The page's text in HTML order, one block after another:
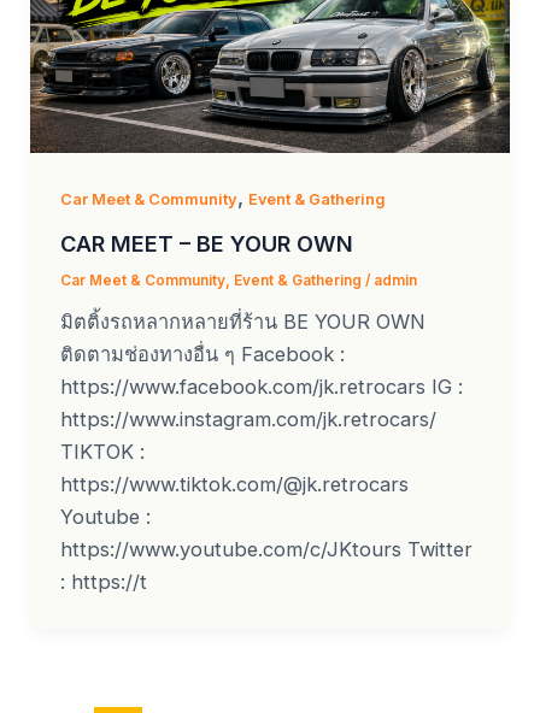
Car Meet & Community, Event & Gathering
CAR MEET – BE YOUR OWN
Car Meet & Community, Event & Gathering / admin
มิตติ้งรถหลากหลายที่ร้าน BE YOUR OWN
ติดตามช่องทางอื่น ๆ Facebook :
https://www.facebook.com/jk.retrocars IG :
https://www.instagram.com/jk.retrocars/
TIKTOK :
https://www.tiktok.com/@jk.retrocars
Youtube :
https://www.youtube.com/c/JKtours Twitter
: https://t